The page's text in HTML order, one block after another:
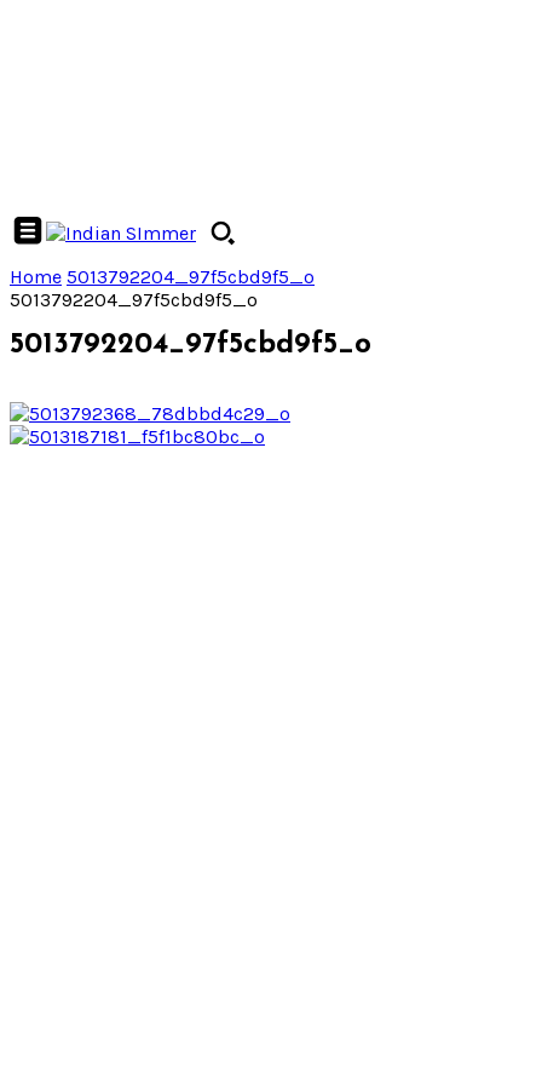
Home 5013792204_97f5cbd9f5_o
5013792204_97f5cbd9f5_o
5013792204_97f5cbd9f5_o